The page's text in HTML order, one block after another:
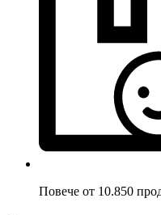
Повече от 10.850